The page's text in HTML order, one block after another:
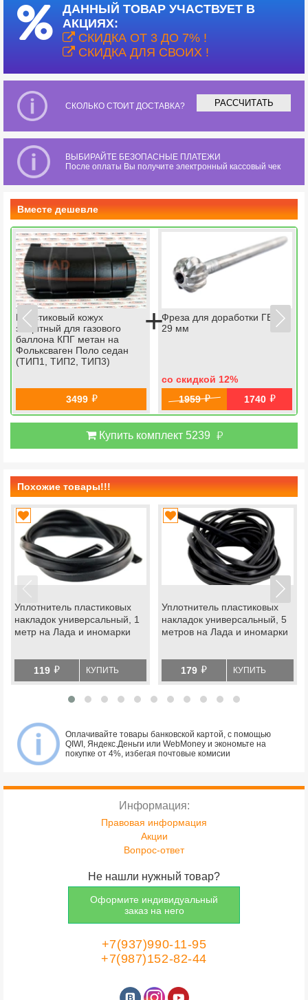
ДАННЫЙ ТОВАР УЧАСТВУЕТ В
АКЦИЯХ:
СКИДКА ОТ 3 ДО 7% !
СКИДКА ДЛЯ СВОИХ !
СКОЛЬКО СТОИТ ДОСТАВКА? РАССЧИТАТЬ
ВЫБИРАЙТЕ БЕЗОПАСНЫЕ ПЛАТЕЖИ
После оплаты Вы получите электронный кассовый чек
Вместе дешевле
Пластиковый кожух
защитный для газового
баллона КПГ метан на
Фольксваген Поло седан
(ТИП1, ТИП2, ТИП3)
3499 й
+Фреза для доработки ГБЦ
29 мм
со скидкой 12%
1959 й 1740 й
Купить комплект 5239 й
Похожие товары!!!
Уплотнитель пластиковых
накладок универсальный, 1
метр на Лада и иномарки
119 й КУПИТЬ
Уплотнитель пластиковых
накладок универсальный, 5
метров на Лада и иномарки
179 й КУПИТЬ
Оплачивайте товары банковской картой, с помощью
QIWI, Яндекс.Деньги или WebMoney и экономьте на
покупке от 4%, избегая почтовые комисии
+7(937)990-11-95
+7(987)152-82-44
Информация:
Правовая информация
Акции
Вопрос-ответ
Не нашли нужный товар?
Оформите индивидуальный
заказ на него